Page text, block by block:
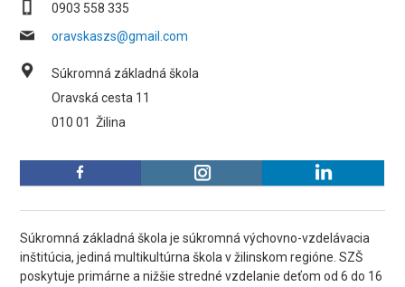
0903 558 335
oravskaszs@gmail.com
Súkromná základná škola
Oravská cesta 11
010 01 Žilina
Súkromná základná škola je súkromná výchovno-vzdelávacia
inštitúcia, jediná multikultúrna škola v žilinskom regióne. SZŠ
poskytuje primárne a nižšie stredné vzdelanie deťom od 6 do 16